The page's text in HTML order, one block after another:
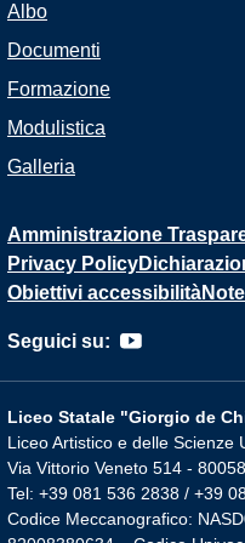
Albo
Documenti
Formazione
Modulistica
Galleria
Amministrazione
Privacy Policy
Obiettivi accessibilità
Seguici su:
Liceo Statale "Giorgio de
Liceo Artistico e delle Scienze
Via Vittorio Veneto 514 -
Tel: +39 081 536 2838 / +39
Codice Meccanografico: